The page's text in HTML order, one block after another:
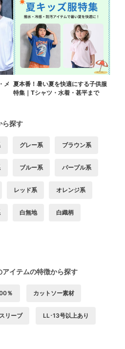
メ 夏本番！暑い夏を快適にする子供服
特集｜Tシャツ・水着・甚平まで
ら探す
グレー系 ブラウン系
ブルー系 パープル系
レッド系 オレンジ系
白無地 白織柄
イテムの特徴から探す
％ カットソー素材
リーブ LL･13号以上あり